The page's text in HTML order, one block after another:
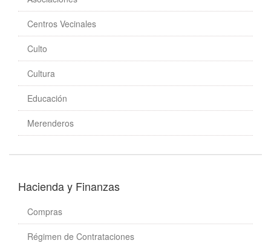
Centros Vecinales
Culto
Cultura
Educación
Merenderos
Hacienda y Finanzas
Compras
Régimen de Contrataciones